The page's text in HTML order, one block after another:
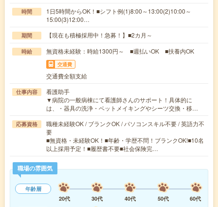
時間
1日5時間からOK！■シフト例(1)8:00～13:00(2)10:00～
15:00(3)12:00…
期間 【現在も積極採用中！急募！】■2カ月～
時給 無資格未経験：時給1300円～ ■週払いOK ■扶養内OK
交通費
交通費全額支給
仕事内容
看護助手
▼病院の一般病棟にて看護師さんのサポート！具体的に
は、・器具の洗浄・ベットメイキングやシーツ交換・移…
応募資格
職種未経験OK / ブランクOK / パソコンスキル不要 / 英語力不
要
■無資格・未経験OK！■年齢・学歴不問！ブランクOK!■10名
以上採用予定！■履歴書不要■社会保険完…
職場の雰囲気
年齢層
20代
30代 40代 50代
60代